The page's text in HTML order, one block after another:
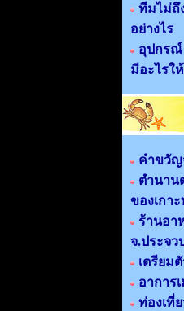
ทีมไม่ถึ
อย่างไร
อุปกรณ์
มีอะไรใ
คำขวัญ
ตำนาน
ของเกา
ร้านอา
จ.ประจว
เตรียม
อาการเ
ท่องเที่